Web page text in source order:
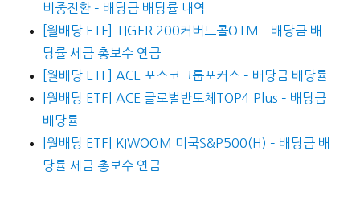
비중전환 – 배당금 배당률 내역
[월배당 ETF] TIGER 200커버드콜OTM – 배당금 배
당률 세금 총보수 연금
[월배당 ETF] ACE 포스코그룹포커스 – 배당금 배당률
[월배당 ETF] ACE 글로벌반도체TOP4 Plus – 배당금
배당률
[월배당 ETF] KIWOOM 미국S&P500(H) – 배당금 배
당률 세금 총보수 연금